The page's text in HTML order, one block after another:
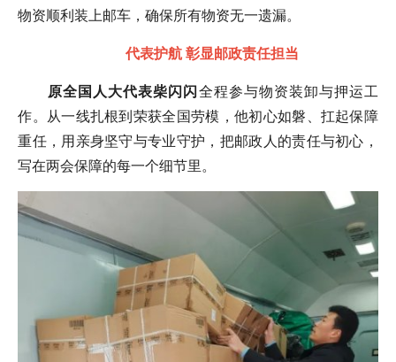
物资顺利装上邮车，确保所有物资无一遗漏。
代表护航 彰显邮政责任担当
原全国人大代表柴闪闪全程参与物资装卸与押运工
作。从一线扎根到荣获全国劳模，他初心如磐、扛起保障
重任，用亲身坚守与专业守护，把邮政人的责任与初心，
写在两会保障的每一个细节里。